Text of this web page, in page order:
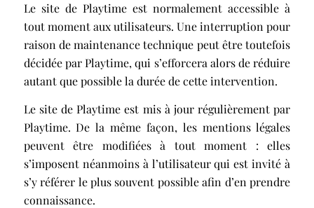
Le site de Playtime est normalement accessible à
tout moment aux utilisateurs. Une interruption pour
raison de maintenance technique peut être toutefois
décidée par Playtime, qui s’efforcera alors de réduire
autant que possible la durée de cette intervention.
Le site de Playtime est mis à jour régulièrement par
Playtime. De la même façon, les mentions légales
peuvent être modifiées à tout moment : elles
s’imposent néanmoins à l’utilisateur qui est invité à
s’y référer le plus souvent possible afin d’en prendre
connaissance.